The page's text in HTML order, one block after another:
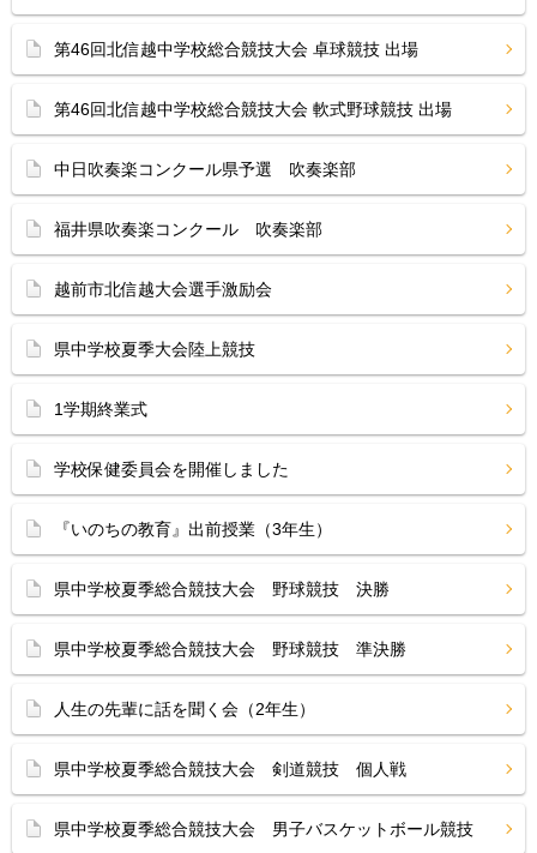
第46回北信越中学校総合競技大会 卓球競技 出場
第46回北信越中学校総合競技大会 軟式野球競技 出場
中日吹奏楽コンクール県予選 吹奏楽部
福井県吹奏楽コンクール 吹奏楽部
越前市北信越大会選手激励会
県中学校夏季大会陸上競技
1学期終業式
学校保健委員会を開催しました
『いのちの教育』出前授業（3年生）
県中学校夏季総合競技大会 野球競技 決勝
県中学校夏季総合競技大会 野球競技 準決勝
人生の先輩に話を聞く会（2年生）
県中学校夏季総合競技大会 剣道競技 個人戦
県中学校夏季総合競技大会 男子バスケットボール競技